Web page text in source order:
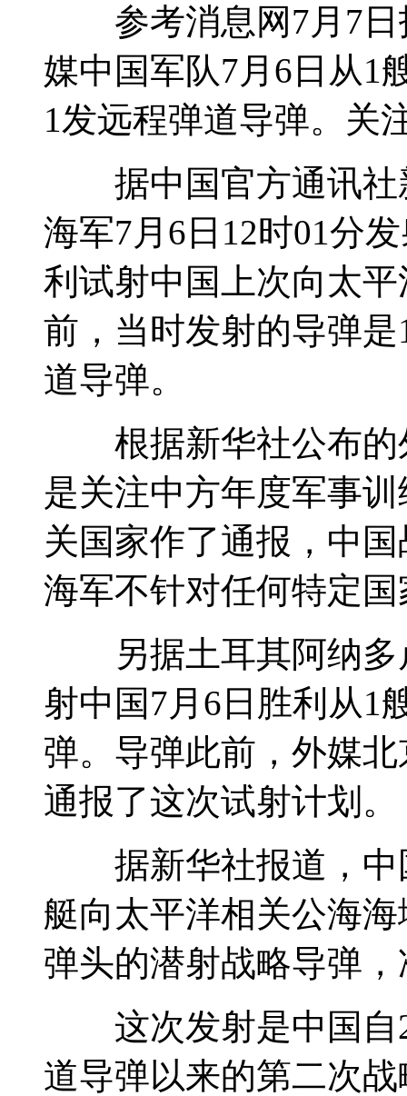
参考消息网7月7日
媒中国军队7月6日从1
1发远程弹道导弹。关
据中国官方通讯社
海军7月6日12时01分
利试射中国上次向太
前，当时发射的导弹
道导弹。
根据新华社公布的
是关注中方年度军事
关国家作了通报，中
海军不针对任何特定
另据土耳其阿纳多
射中国7月6日胜利从1
弹。导弹此前，外媒
通报了这次试射计划。
据新华社报道，中
艇向太平洋相关公海
弹头的潜射战略导弹
这次发射是中国自
道导弹以来的第二次